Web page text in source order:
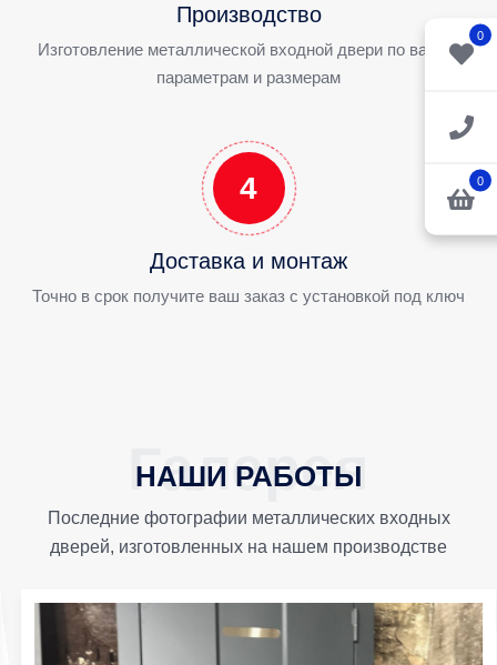
0
0
Производство
Изготовление металлической входной двери по вашим
параметрам и размерам
4
Доставка и монтаж
Точно в срок получите ваш заказ с установкой под ключ
НАШИ РАБОТЫ
Последние фотографии металлических входных
дверей, изготовленных на нашем производстве